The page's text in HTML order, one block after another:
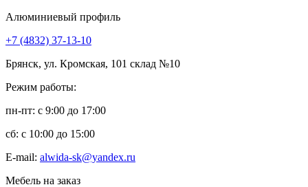
Алюминиевый профиль
+7 (4832) 37-13-10
Брянск, ул. Кромская, 101 склад №10
Режим работы:
пн-пт: c 9:00 до 17:00
сб: c 10:00 до 15:00
E-mail: alwida-sk@yandex.ru
Мебель на заказ